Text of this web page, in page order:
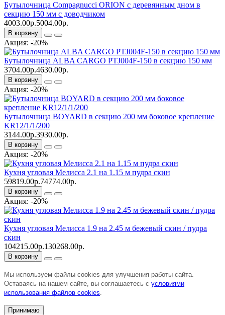
Бутылочница Compagnucci ORION с деревянным дном в
секцию 150 мм с доводчиком
4003.00р.5004.00р.
В корзину
Акция: -20%
Бутылочница ALBA CARGO PTJ004F-150 в секцию 150 мм
3704.00р.4630.00р.
В корзину
Акция: -20%
Бутылочница BOYARD в секцию 200 мм боковое крепление
KR12/1/1/200
3144.00р.3930.00р.
В корзину
Акция: -20%
Кухня угловая Мелисса 2.1 на 1.15 м пудра скин
59819.00р.74774.00р.
В корзину
Акция: -20%
Кухня угловая Мелисса 1.9 на 2.45 м бежевый скин / пудра
скин
104215.00р.130268.00р.
В корзину
Мы используем файлы cookies для улучшения работы сайта.
Оставаясь на нашем сайте, вы соглашаетесь с условиями
использования файлов cookies.
Принимаю